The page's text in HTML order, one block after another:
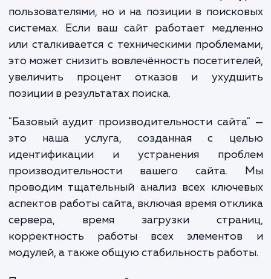
общая производительность — важные
которые влияют не только на
использования вашего
пользователями, но и на позиции в
системах. Если ваш сайт работает
или сталкивается с техническими
это может снизить вовлечённость
увеличить процент отказов и
позиции в результатах поиска.
"Базовый аудит производительности
это наша услуга, созданная с
идентификации и устранения
производительности вашего
проводим тщательный анализ всех